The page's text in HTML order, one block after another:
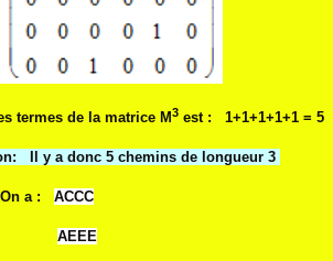
de la matrice M3 est : 1+1+1+1+1 = 5
Il y a donc 5 chemins de longueur 3
: ACCC
AEEE